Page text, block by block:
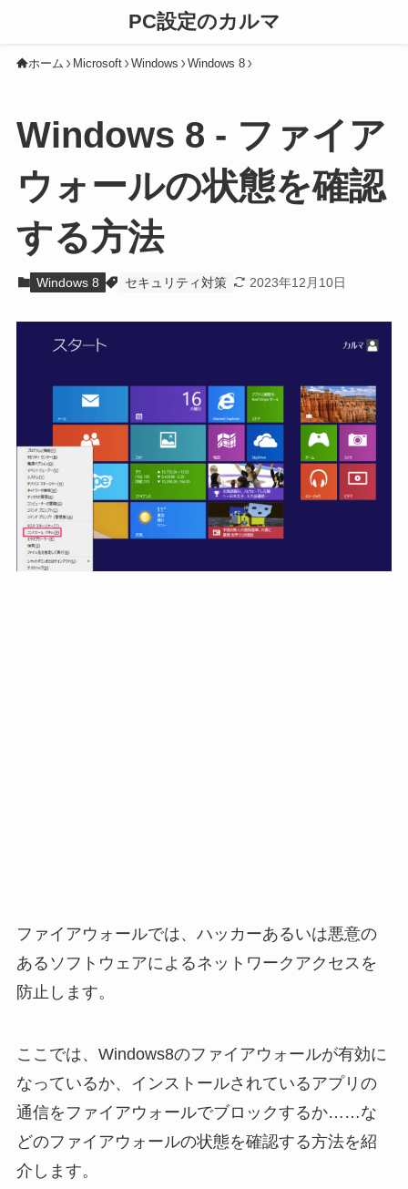
PC設定のカルマ
ホーム Microsoft Windows Windows 8
Windows 8 - ファイア
ウォールの状態を確認
する方法
Windows 8 セキュリティ対策 2023年12月10日
ファイアウォールでは、ハッカーあるいは悪意の
あるソフトウェアによるネットワークアクセスを
防止します。
ここでは、Windows8のファイアウォールが有効に
なっているか、インストールされているアプリの
通信をファイアウォールでブロックするか……な
どのファイアウォールの状態を確認する方法を紹
介します。